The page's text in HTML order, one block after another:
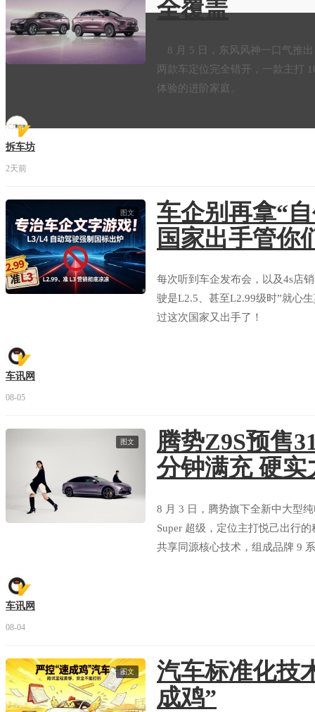
全覆盖
8 月 5 日，东风风神一口气推
两款车定位完全错开，一款主打
体验的进阶家庭。
拆车坊
2天前
图文
车企别再拿“
国家出手管你
每次听到车企发布会，以及4s店
驶是L2.5、甚至L2.99级时”就心
过这次国家又出手了！
车讯网
08-05
图文
腾势Z9S预售
分钟满充 硬实
8 月 3 日，腾势旗下全新中大型
Super 超级，定位主打悦己出行
共享同源核心技术，组成品牌 9
车讯网
08-04
图文
汽车标准化技
成鸡”